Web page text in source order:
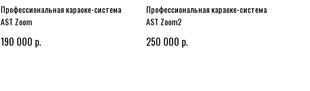
Профессиональная караоке-система
AST Zoom
190 000 р.
Профессиональная караоке-система
AST Zoom2
250 000 р.